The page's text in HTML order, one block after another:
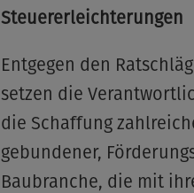
Steuererleichterungen
Entgegen den
setzen die
die Schaffung
gebundener,
Baubranche, die mit